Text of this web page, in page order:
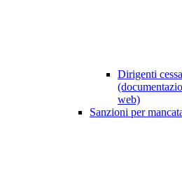
Dirigenti
web)
Sanzioni per